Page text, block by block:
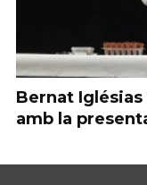
Bernat
amb la